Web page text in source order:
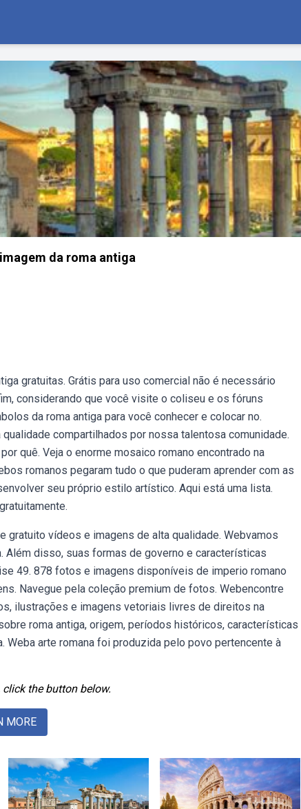
da roma antiga
gratuitas. Grátis para uso comercial não é necessário
considerando que você visite o coliseu e os fóruns
da roma antiga para você conhecer e colocar no.
compartilhados por nossa talentosa comunidade.
quê. Veja o enorme mosaico romano encontrado na
romanos pegaram tudo o que puderam aprender com as
seu próprio estilo artístico. Aqui está uma lista.
vídeos e imagens de alta qualidade. Webvamos
disso, suas formas de governo e características
49. 878 fotos e imagens disponíveis de imperio romano
Navegue pela coleção premium de fotos. Webencontre
ilustrações e imagens vetoriais livres de direitos na
roma antiga, origem, períodos históricos, características
arte romana foi produzida pelo povo pertencente à
the button below.
MORE